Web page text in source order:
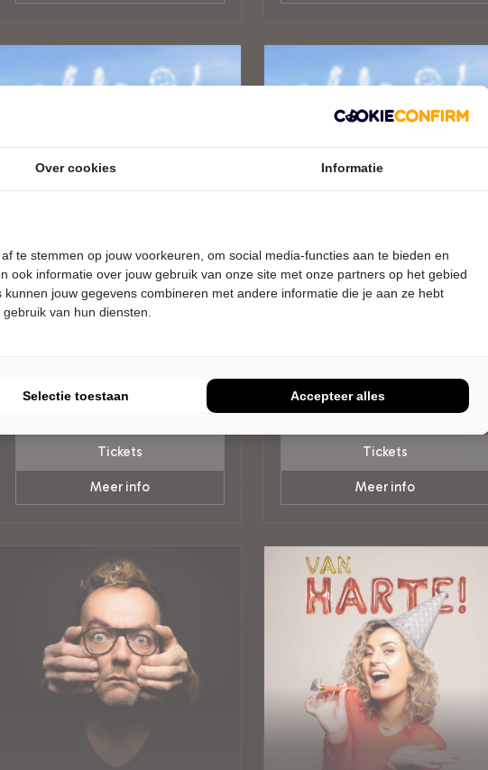
ZATERDAG 19 SEPTEMBER 2026 •
20:30 UUR
Nabil
CABARET
Tickets
Meer info
WOENSDAG 23 SEPTEMBER 2026 •
20:15 UUR
CABARET
Tickets
Meer info
Over cookies Informatie
te stemmen op jouw voorkeuren, om social media-functies aan te bieden en
ook informatie over jouw gebruik van onze site met onze partners op het gebied
jouw gegevens combineren met andere informatie die je aan ze hebt
van hun diensten.
Selectie toestaan Accepteer alles